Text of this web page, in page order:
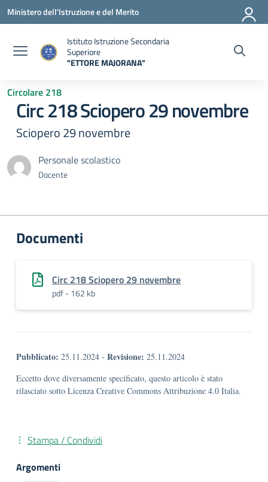
Vai ai contenuti
Vai al menu di navigazione
Vai al footer
Ministero dell'Istruzione e del Merito
Istituto Istruzione Secondaria
Superiore
"ETTORE MAJORANA"
Circolare 218
Circ 218 Sciopero 29 novembre
Sciopero 29 novembre
Personale scolastico
Docente
Documenti
Circ 218 Sciopero 29 novembre
pdf - 162 kb
Pubblicato: 25.11.2024 - Revisione: 25.11.2024
Eccetto dove diversamente specificato, questo articolo è stato
rilasciato sotto Licenza Creative Commons Attribuzione 4.0 Italia.
Stampa / Condividi
Argomenti